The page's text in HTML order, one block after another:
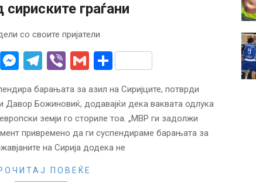
сириските граѓани
со своите пријатели
WhatsApp
Messenger
Telegram
ViberGmailShare
барањата за азил на Сиријците, потврди
Давор Божиновиќ, додавајќи дека ваквата одлука
земји го сториле тоа. „МВР ги задолжи
привремено да ги суспендираме барањата за
на Сирија додека не
ПОВЕЌЕ